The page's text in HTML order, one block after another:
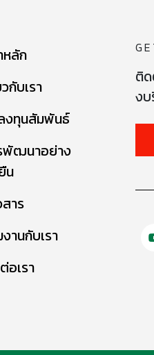
หลัก
กับเรา
งทุนสัมพันธ์
พัฒนาอย่าง
น
าร
านกับเรา
อเรา
ติ
ง